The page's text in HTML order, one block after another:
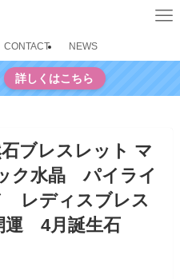
CONTACT NEWS
詳しくはこちら
ブレスレット マ
水晶 パイライ
レディスブレス
運 4月誕生石